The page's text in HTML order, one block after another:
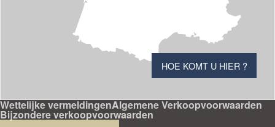
HOE KOMT U HIER ?
Wettelijke vermeldingenAlgemene Verkoopvoorwaarden
Bijzondere verkoopvoorwaarden